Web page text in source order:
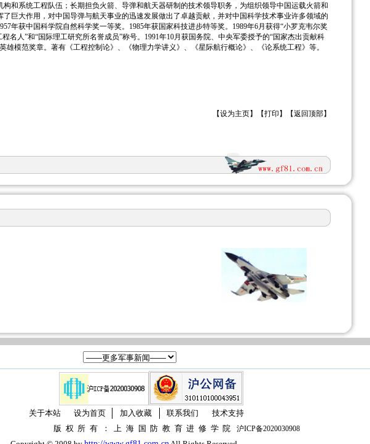
构和系统工程队伍；长期担负火箭、导弹和航天器研制的技术领导职务，为组织领导中国运载火箭和
了巨大作用，对中国导弹与航天事业的迅速发展做出了卓越贡献，并对中国科学技术事业许多领域的
年获中国科学院自然科学奖一等奖。1985年获国家科技进步特等奖。1989年6月获得“小罗克韦尔奖
名人”和“国际理工研究所名誉成员”称号。1991年10月获国务院、中央军委授予的“国家杰出贡献科
雄模范奖章。著有《工程控制论》、《物理力学讲义》、《星际航行概论》、《论系统工程》等。
【设为主页】【打印 】【返回顶部】